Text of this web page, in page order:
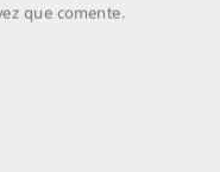
que comente.